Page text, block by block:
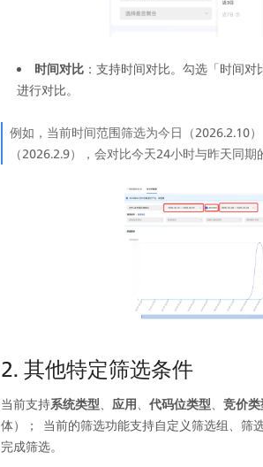
时间对比：支持时间对比。勾选「时间
进行对比。
例如，当前时间范围筛选为今日（2026.2.10
（2026.2.9），会对比今天24小时与昨天同期
2. 其他特定筛选条件
当前支持系统类型 应用 代码位类型 竞价类
体）；  当前的筛选功能支持自定义筛选组、
完成筛选。